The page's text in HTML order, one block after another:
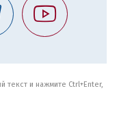
и нажмите Ctrl+Enter,